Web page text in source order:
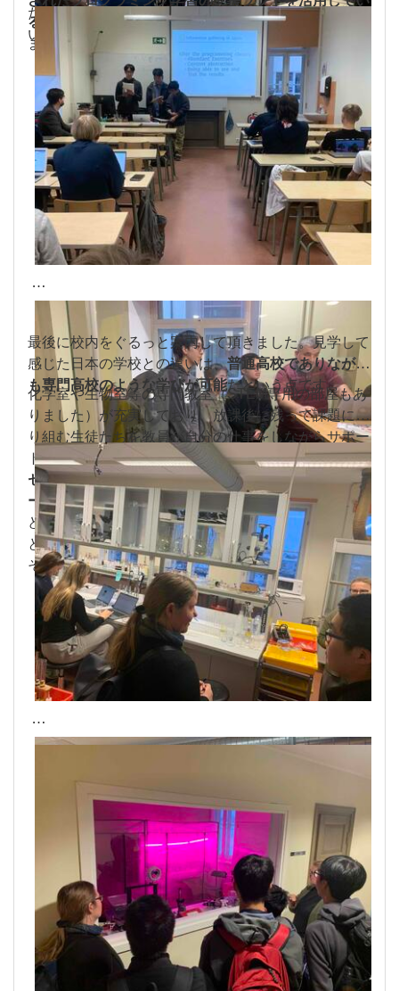
た生徒達でしたが、英語での質疑応答はまだまだ難し
いようでした。
る
とのことで、急遽お話を聞かせて頂けることになり
ました。
最後に校内をぐるっと案内して頂きました。見学して
感じた日本の学校との違いは、普通高校でありながら
も専門高校のような学びが可能だという点です。
化学室や生物室等の専門教室（STEM専用の部屋もあ
りました）が充実しており、放課後に残って課題に取
り組む生徒たちを教員が自分の仕事をしながらサポー
トしていました。実際に訪問した生徒達は、サイバー
セキュリティの授業が実施されていたこともあってヤ
ーンポスカ高校が実業高校であると勘違いしていたほ
どです。部活動のような課外活動はあまりないとのこ
とでしたが、教育先進国である北欧の豊かな学びが、
そこにはありました。